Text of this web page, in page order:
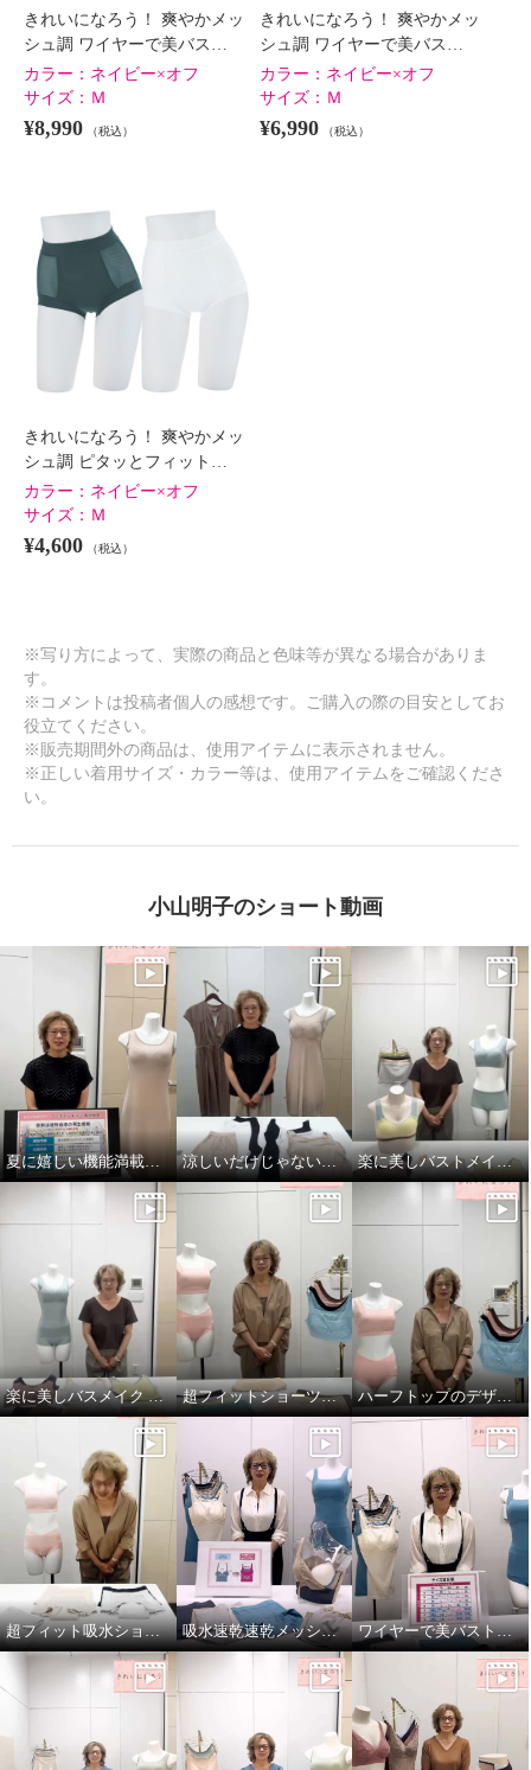
きれいになろう！ 爽やかメッ
シュ調 ワイヤーで美バス…
カラー： ネイビー×オフ
サイズ： Ｍ
¥8,990 （税込）
きれいになろう！ 爽やかメッ
シュ調 ワイヤーで美バス…
カラー： ネイビー×オフ
サイズ： Ｍ
¥6,990 （税込）
きれいになろう！ 爽やかメッ
シュ調 ピタッとフィット…
カラー： ネイビー×オフ
サイズ： Ｍ
¥4,600 （税込）
※写り方によって、実際の商品と色味等が異なる場合がありま
す。
※コメントは投稿者個人の感想です。ご購入の際の目安としてお
役立てください。
※販売期間外の商品は、使用アイテムに表示されません。
※正しい着用サイズ・カラー等は、使用アイテムをご確認くださ
い。
小山明子のショート動画
夏に嬉しい機能満載！プンギインギョンシリ ーズ 涼しいだけじゃない！小山のこだわり 楽に美しバストメイク＜パターン編＞
楽に美しバスメイク ＜素材編＞ 超フィットショーツソフトバージョン！ ハーフトップのデザインがリニューアル！
超フィット吸水ショーツ 吸水速乾速乾メッシュ ワイヤーで美バストメイク ブラキャミ ワイヤーで美バストメイクシリーズ サイズの選び方